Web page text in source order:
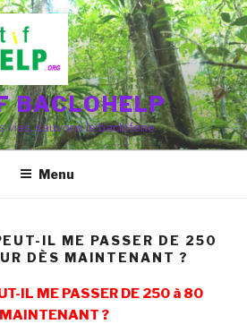
BACLOHELP
vies, sauvons le baclofène
Menu
IL ME PASSER DE 250
DÈS MAINTENANT ?
IL ME PASSER DE 250 à 80
MAINTENANT ?